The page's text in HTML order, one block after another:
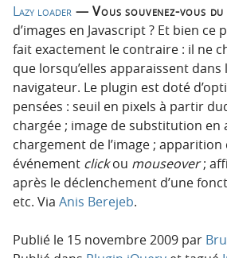
c
i
p
a
l
e
Lazy loader — Vous souvenez-vous du
d’images en Javascript ? Et bien
fait exactement le contraire : il ne
que lorsqu’elles apparaissent
navigateur. Le plugin est doté
pensées : seuil en pixels à partir
chargée ; image de substitution en
chargement de l’image ;
événement clickou mouseover;
après le déclenchement d’une
etc. Via Anis Berejeb.
Publié le 15 novembre 2009 par